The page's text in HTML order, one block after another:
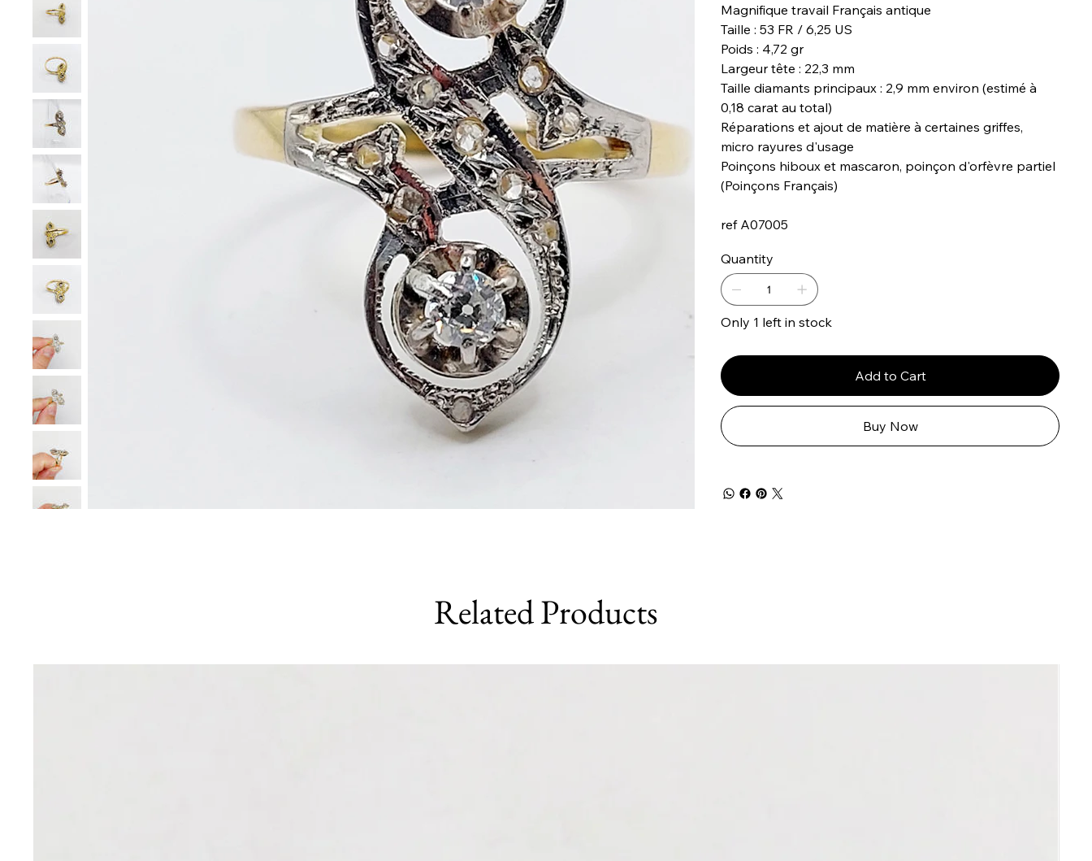
Magnifique travail Français antique
Taille : 53 FR / 6,25 US
Poids : 4,72 gr
Largeur tête : 22,3 mm
Taille diamants principaux : 2,9 mm environ (estimé à
0,18 carat au total)
Réparations et ajout de matière à certaines griffes,
micro rayures d'usage
Poinçons hiboux et mascaron, poinçon d'orfèvre partiel
(Poinçons Français)
ref A07005
Quantity
Only 1 left in stock
Add to Cart
Buy Now
Related Products